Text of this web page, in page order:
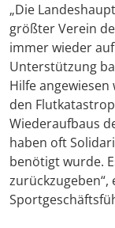
„Die
größter Verein
immer wieder
Unterstützung
Hilfe
den
Wiederaufbaus
haben oft
benötigt wurde.